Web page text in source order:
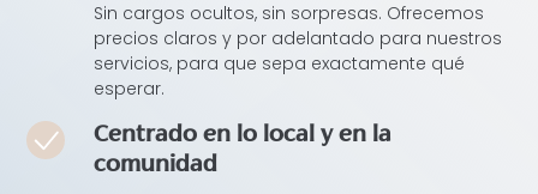
Sin cargos ocultos, sin sorpresas. Ofrecemos
precios claros y por adelantado para nuestros
servicios, para que sepa exactamente qué
esperar.
Centrado en lo local y en la
comunidad